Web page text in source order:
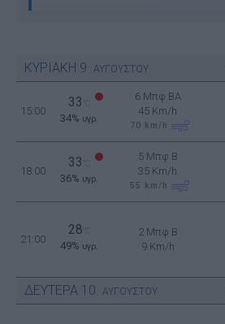
ΚΥΡΙΑΚΗ 9 ΑΥΓΟΥΣΤΟΥ
15:00
33
34% υγρ.
6 Μπφ BA
45 Km/h
70 km/h
18:00
33
36% υγρ.
5 Μπφ B
35 Km/h
55 km/h
21:00
28
49% υγρ.
2 Μπφ B
9 Km/h
ΔΕΥΤΕΡΑ 10 ΑΥΓΟΥΣΤΟΥ